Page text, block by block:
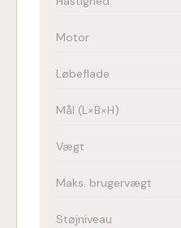
Motor
Løbeflade
Mål (L×B×H)
Vægt
Maks. brugervægt
Støjniveau